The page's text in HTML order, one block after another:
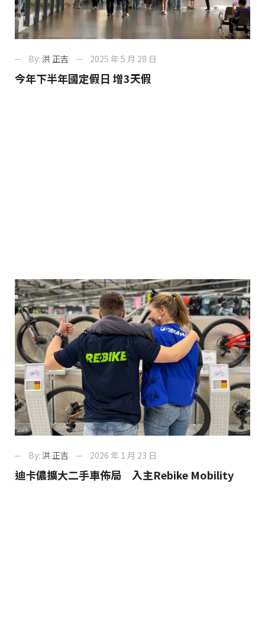
By: 洪 正吉 2025 年 5 月 28 日
今年下半年國定假日 增3天假
By: 洪 正吉 2026 年 1 月 23 日
迪卡儂擴大二手車佈局 入主Rebike Mobility